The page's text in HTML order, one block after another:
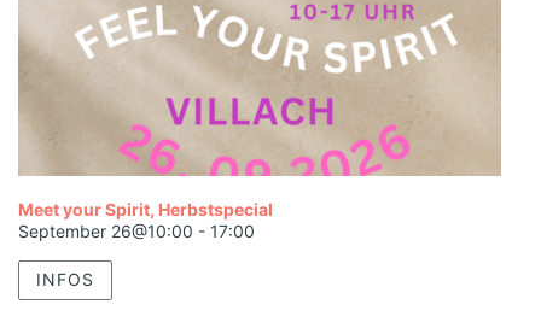
Meet your Spirit, Herbstspecial
September 26@10:00 - 17:00
INFOS